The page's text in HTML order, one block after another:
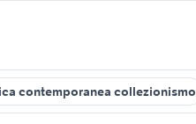
contemporanea collezionismo